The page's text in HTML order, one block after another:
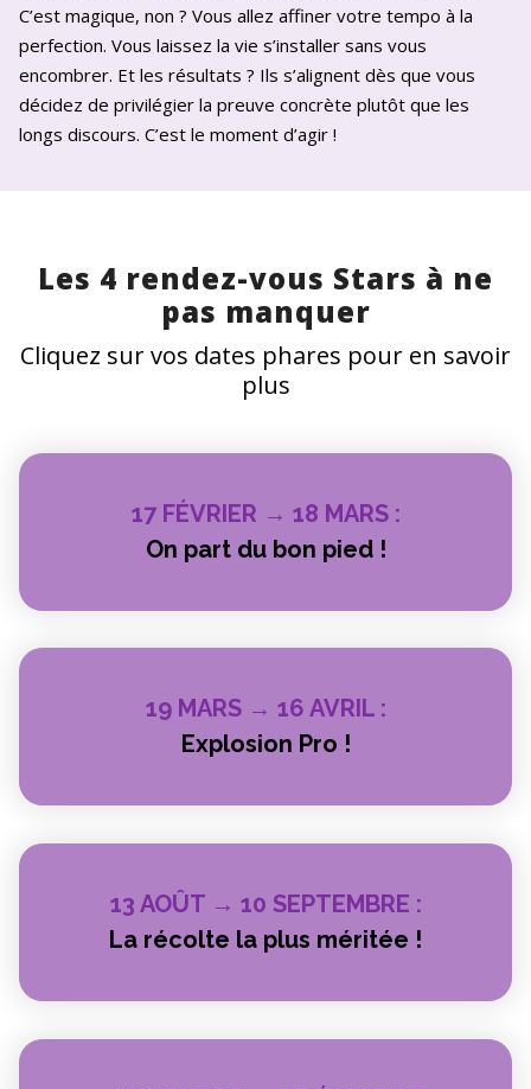
C’est magique, non ? Vous allez affiner votre tempo à la
perfection. Vous laissez la vie s’installer sans vous
encombrer. Et les résultats ? Ils s’alignent dès que vous
décidez de privilégier la preuve concrète plutôt que les
longs discours. C’est le moment d’agir !
Les 4 rendez-vous Stars à ne
pas manquer
Cliquez sur vos dates phares pour en savoir
plus
17 FÉVRIER → 18 MARS :
On part du bon pied !
19 MARS → 16 AVRIL :
Explosion Pro !
13 AOÛT → 10 SEPTEMBRE :
La récolte la plus méritée !